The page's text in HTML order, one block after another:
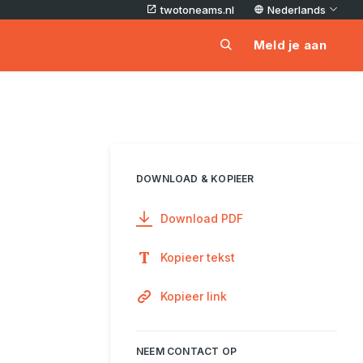
twotoneams.nl Nederlands
Meld je aan
DOWNLOAD & KOPIEER
Download PDF
Kopieer tekst
Kopieer link
NEEM CONTACT OP